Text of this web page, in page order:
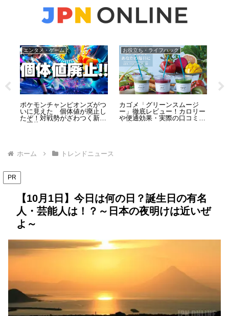
エンタメ・ゲーム
ポケモンチャンピオンズがつ
いに見えた 個体値が廃止し
たぞ！対戦勢がざわつく新作
お役立ち・ライフハック
カゴメ「グリーンスムージ
ー」徹底レビュー！カロリー
や便通効果・実際の口コミま
ホーム トレンドニュース
PR
【10月1日】今日は何の日？誕生日の有名
人・芸能人は！？～日本の夜明けは近いぜ
よ～